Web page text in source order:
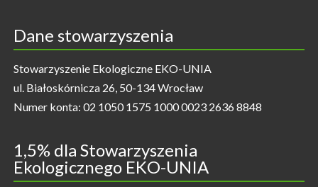
Dane stowarzyszenia
Stowarzyszenie Ekologiczne EKO-UNIA
ul. Białoskórnicza 26, 50-134 Wrocław
Numer konta: 02 1050 1575 1000 0023 2636 8848
1,5% dla Stowarzyszenia
Ekologicznego EKO-UNIA